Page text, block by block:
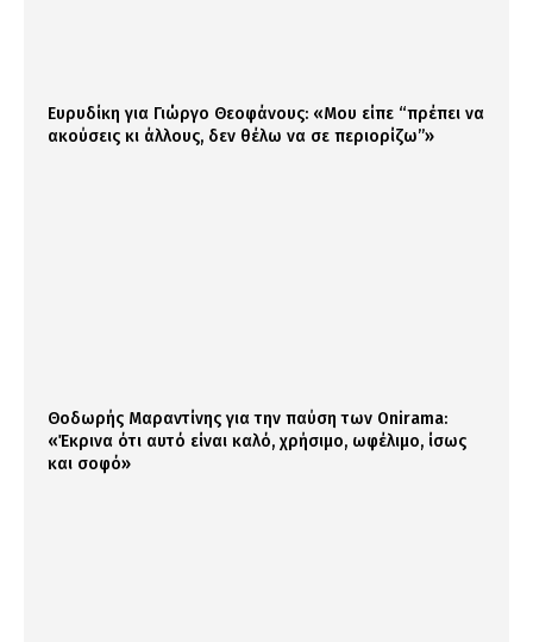
Ευρυδίκη για Γιώργο Θεοφάνους: «Μου είπε “πρέπει να
ακούσεις κι άλλους, δεν θέλω να σε περιορίζω”»
Θοδωρής Μαραντίνης για την παύση των Onirama:
«Έκρινα ότι αυτό είναι καλό, χρήσιμο, ωφέλιμο, ίσως
και σοφό»